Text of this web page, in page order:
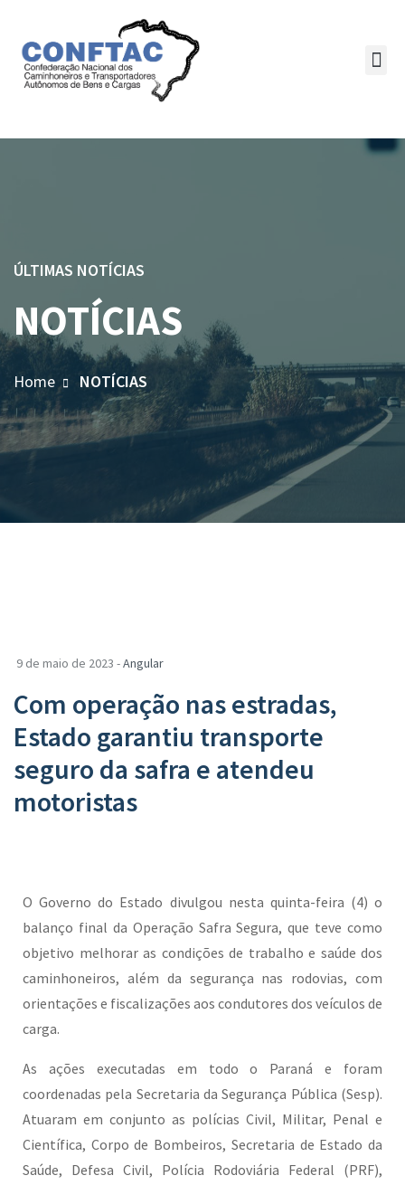
ÚLTIMAS NOTÍCIAS
NOTÍCIAS
Home NOTÍCIAS
9 de maio de 2023 -Angular
Com operação nas estradas,
Estado garantiu transporte
seguro da safra e atendeu
motoristas
O Governo do Estado divulgou nesta quinta-feira (4) o
balanço final da Operação Safra Segura, que teve como
objetivo melhorar as condições de trabalho e saúde dos
caminhoneiros, além da segurança nas rodovias, com
orientações e fiscalizações aos condutores dos veículos de
carga.
As ações executadas em todo o Paraná e foram
coordenadas pela Secretaria da Segurança Pública (Sesp).
Atuaram em conjunto as polícias Civil, Militar, Penal e
Científica, Corpo de Bombeiros, Secretaria de Estado da
Saúde, Defesa Civil, Polícia Rodoviária Federal (PRF),